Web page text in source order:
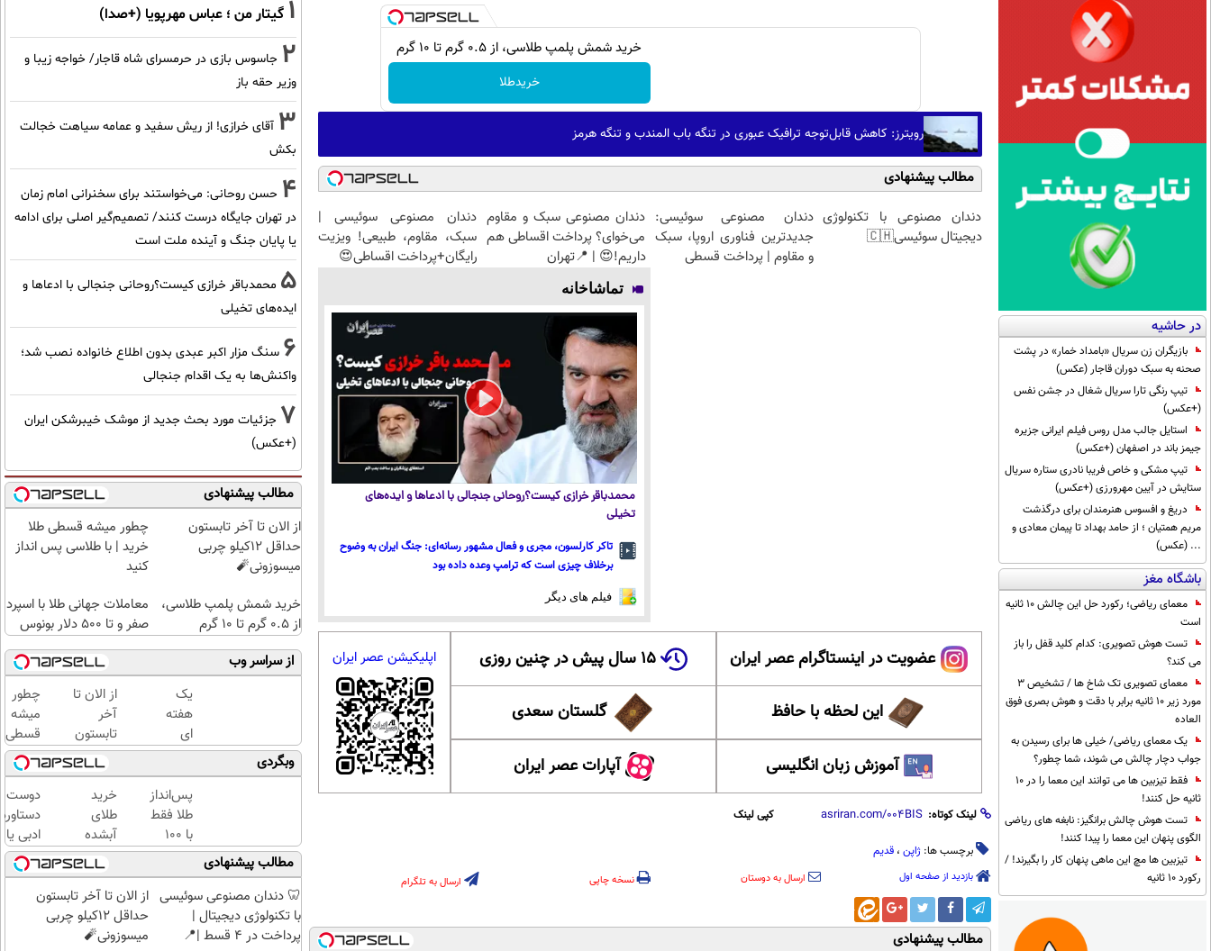
در حاشیه
بازیگران زن سریال «بامداد خمار» در پشت
صحنه به سبک دوران قاجار (عکس)
تیپ رنگی تارا سریال شغال در جشن نفس
(+عکس)
استایل جالب مدل روس فیلم ایرانی جزیره
جیمز باند در اصفهان (+عکس)
تیپ مشکی و خاص فریبا نادری ستاره سریال
ستایش در آیین مهرورزی (+عکس)
دریغ و افسوس هنرمندان برای درگذشت
مریم همتیان ؛ از حامد بهداد تا پیمان معادی و
... (عکس)
باشگاه مغز
معمای ریاضی؛ رکورد حل این چالش 10 ثانیه
است
تست هوش تصویری: کدام کلید قفل را باز
می کند؟
معمای تصویری تک شاخ ها / تشخیص 3
مورد زیر 10 ثانیه برابر با دقت و هوش بصری فوق
العاده
یک معمای ریاضی/ خیلی ها برای رسیدن به
جواب دچار چالش می شوند، شما چطور؟
فقط تیزبین ها می توانند این معما را در 10
ثانیه حل کنند!
تست هوش چالش برانگیز: نابغه های ریاضی
الگوی پنهان این معما را پیدا کنند!
تیزبین ها مچ این ماهی پنهان کار را بگیرند! /
رکورد 10 ثانیه
خرید شمش پلمپ طلاسی، از ۰.۵ گرم تا ۱۰ گرم
خریدطلا
رویترز: کاهش قابل‌توجه ترافیک عبوری در تنگه باب المندب و تنگه هرمز
مطالب پیشنهادی
دندان مصنوعی با تکنولوژی
دیجیتال سوئیسی🇨🇭
دندان مصنوعی سوئیسی:
جدیدترین فناوری اروپا، سبک
و مقاوم | پرداخت قسطی
دندان مصنوعی سبک و مقاوم
می‌خوای؟ پرداخت اقساطی هم
داریم!😍 | 📍تهران
دندان مصنوعی سوئیسی |
سبک، مقاوم، طبیعی! ویزیت
رایگان+پرداخت اقساطی😍
تماشاخانه
محمدباقر خرازی کیست؟روحانی جنجالی با ادعاها و ایده‌های
تخیلی
تاکر کارلسون، مجری و فعال مشهور رسانه‌ای: جنگ ایران به وضوح
برخلاف چیزی است که ترامپ وعده داده بود
فیلم های دیگر
عضویت در اینستاگرام عصر ایران ۱۵ سال پیش در چنین روزی
این لحظه با حافظ گلستان سعدی
آموزش زبان انگلیسی آپارات عصر ایران
اپلیکیشن عصر ایران
لینک کوتاه: کپی لینک
برچسب ها: ژاپن ، قدیم
بازدید از صفحه اول ارسال به دوستان نسخه چاپی ارسال به تلگرام
مطالب پیشنهادی
1 گیتار من ؛ عباس مهرپویا (+صدا)
2 جاسوس بازی در حرمسرای شاه قاجار/ خواجه زیبا و
وزیر حقه باز
3 آقای خرازی! از ریش سفید و عمامه سیاهت خجالت
بکش
4 حسن روحانی: می‌خواستند برای سخنرانی امام زمان
در تهران جایگاه درست کنند/ تصمیم‌گیر اصلی برای ادامه
یا پایان جنگ و آینده ملت است
5 محمدباقر خرازی کیست؟روحانی جنجالی با ادعاها و
ایده‌های تخیلی
6 سنگ مزار اکبر عبدی بدون اطلاع خانواده نصب شد؛
واکنش‌ها به یک اقدام جنجالی
7 جزئیات مورد بحث جدید از موشک خیبرشکن ایران
(+عکس)
مطالب پیشنهادی
از الان تا آخر تابستون
حداقل 12کیلو چربی
میسوزونی🧨
چطور میشه قسطی طلا
خرید | با طلاسی پس انداز
کنید
خرید شمش پلمپ طلاسی،
از ۰.۵ گرم تا ۱۰ گرم
معاملات جهانی طلا با اسپرد
صفر و تا ۵۰۰ دلار بونوس
از سراسر وب
یک
هفته
ای
کتابت
را با
مجوز
رسمی
چاپ
کن !
کلیک
کن تا
هست
از الان تا
آخر
تابستون
حداقل
12کیلو
چربی
میسوزونی
🧨
چطور
میشه
قسطی
طلا
خرید |
با
طلاسی
پس
انداز
کنید
وبگردی
پس‌انداز
طلا فقط
با ۱۰۰
هزارتومان
(امن و
راحت)
خرید
طلای
آبشده
حتی با
۱۰۰هزارتومان
دوست
ادبی یا
علمی
فوری به
کتاب
مطالب پیشنهادی
🦷 دندان مصنوعی سوئیسی
با تکنولوژی دیجیتال |
پرداخت در 4 قسط |📍
از الان تا آخر تابستون
حداقل 12کیلو چربی
میسوزونی🧨